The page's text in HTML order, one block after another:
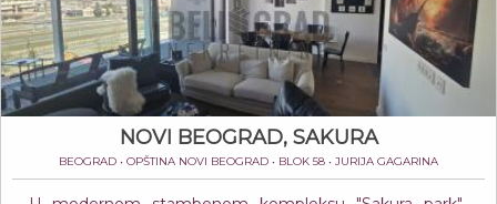
NOVI BEOGRAD, SAKURA
BEOGRAD • OPŠTINA NOVI BEOGRAD • BLOK 58 • JURIJA GAGARINA